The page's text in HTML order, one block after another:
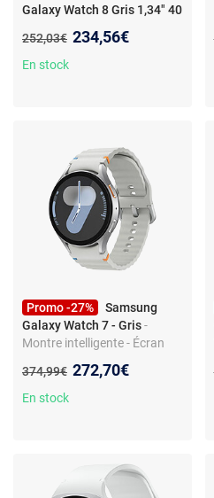
Galaxy Watch 8 Gris 1,34" 40
Ancien prix :
252,03€ Nouveau prix :
234,56€
En stock
Promo -27%
Samsung
Galaxy Watch 7 - Gris-
Montre intelligente - Écran
Wi-Fi - Suivi santé - 1,47"
Ancien prix :
374,99€ Nouveau prix :
272,70€
En stock